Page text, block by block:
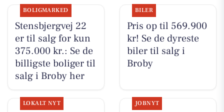
BOLIGMARKED
Stensbjergvej 22
er til salg for kun
375.000 kr.: Se de
billigste boliger til
salg i Broby her
BILER
Pris op til 569.900
kr! Se de dyreste
biler til salg i
Broby
LOKALT NYT JOBNYT